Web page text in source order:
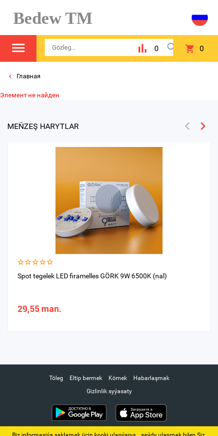
Bedew TM
0 0
Главная
Элемент не найден
MEŇZEŞ HARYTLAR
Spot tegelek LED firamelles GÖRK 9W 6500K (nal)
29,55 man.
Töleg Eltip bermek Kömek
Habarlaşmak
Gizlinlik syýasaty